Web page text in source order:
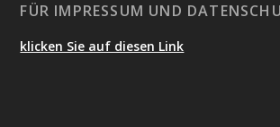
FÜR IMPRESSUM UND
klicken Sie auf diesen Link